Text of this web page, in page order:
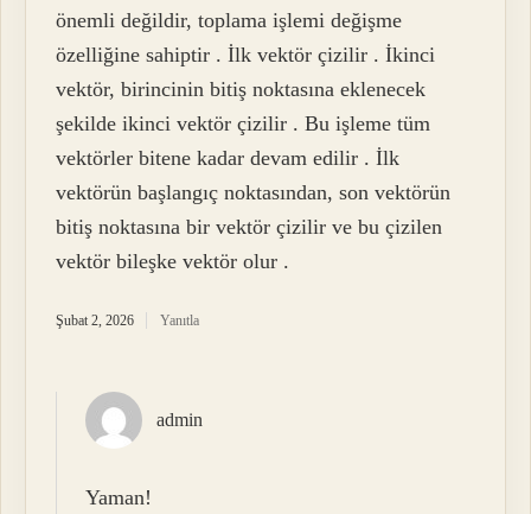
önemli değildir, toplama işlemi değişme
özelliğine sahiptir . İlk vektör çizilir . İkinci
vektör, birincinin bitiş noktasına eklenecek
şekilde ikinci vektör çizilir . Bu işleme tüm
vektörler bitene kadar devam edilir . İlk
vektörün başlangıç noktasından, son vektörün
bitiş noktasına bir vektör çizilir ve bu çizilen
vektör bileşke vektör olur .
Şubat 2, 2026 Yanıtla
admin
Yaman!